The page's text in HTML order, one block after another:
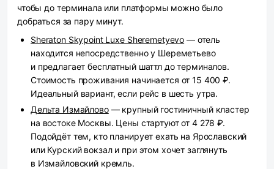
чтобы до терминала или платформы можно было
добраться за пару минут.
Sheraton Skypoint Luxe Sheremetyevo — отель
находится непосредственно у Шереметьево
и предлагает бесплатный шаттл до терминалов.
Стоимость проживания начинается от 15 400 ₽.
Идеальный вариант, если рейс в шесть утра.
Дельта Измайлово— крупный гостиничный кластер
на востоке Москвы. Цены стартуют от 4 278 ₽.
Подойдёт тем, кто планирует ехать на Ярославский
или Курский вокзал и при этом хочет заглянуть
в Измайловский кремль.